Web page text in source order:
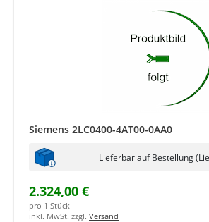
Siemens 2LC0400-4AT00-0AA0
Lieferbar auf Bestellung
2.324,00 €
pro 1 Stück
inkl. MwSt. zzgl. Versand